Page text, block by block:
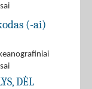
(-ai)
DĖL